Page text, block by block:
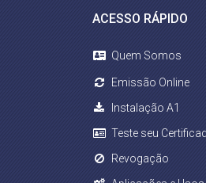
ACESSO RÁPIDO
Quem Somos
Emissão Online
Instalação A1
Teste seu
Revogação